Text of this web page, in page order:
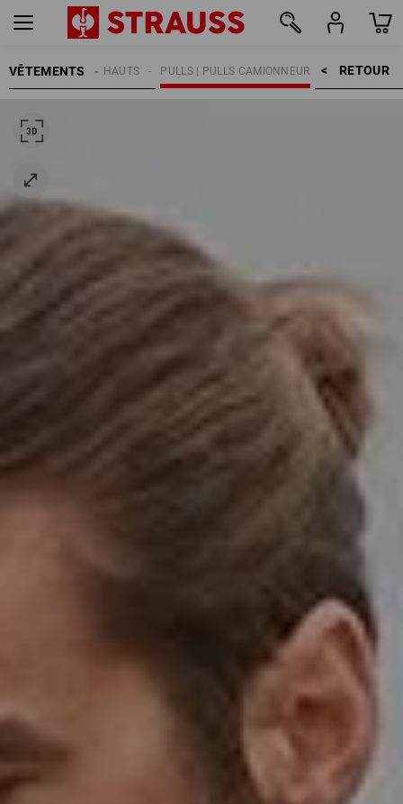
VÊTEMENTS RETOUR    >
PULLS | PULLS CAMIONNEUR
HAUTS
HOMMES